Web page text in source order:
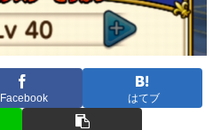
Facebook はてブ